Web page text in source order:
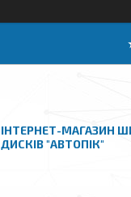
ІНТЕРНЕТ-МАГАЗИН
ДИСКІВ "АВТОПІК"